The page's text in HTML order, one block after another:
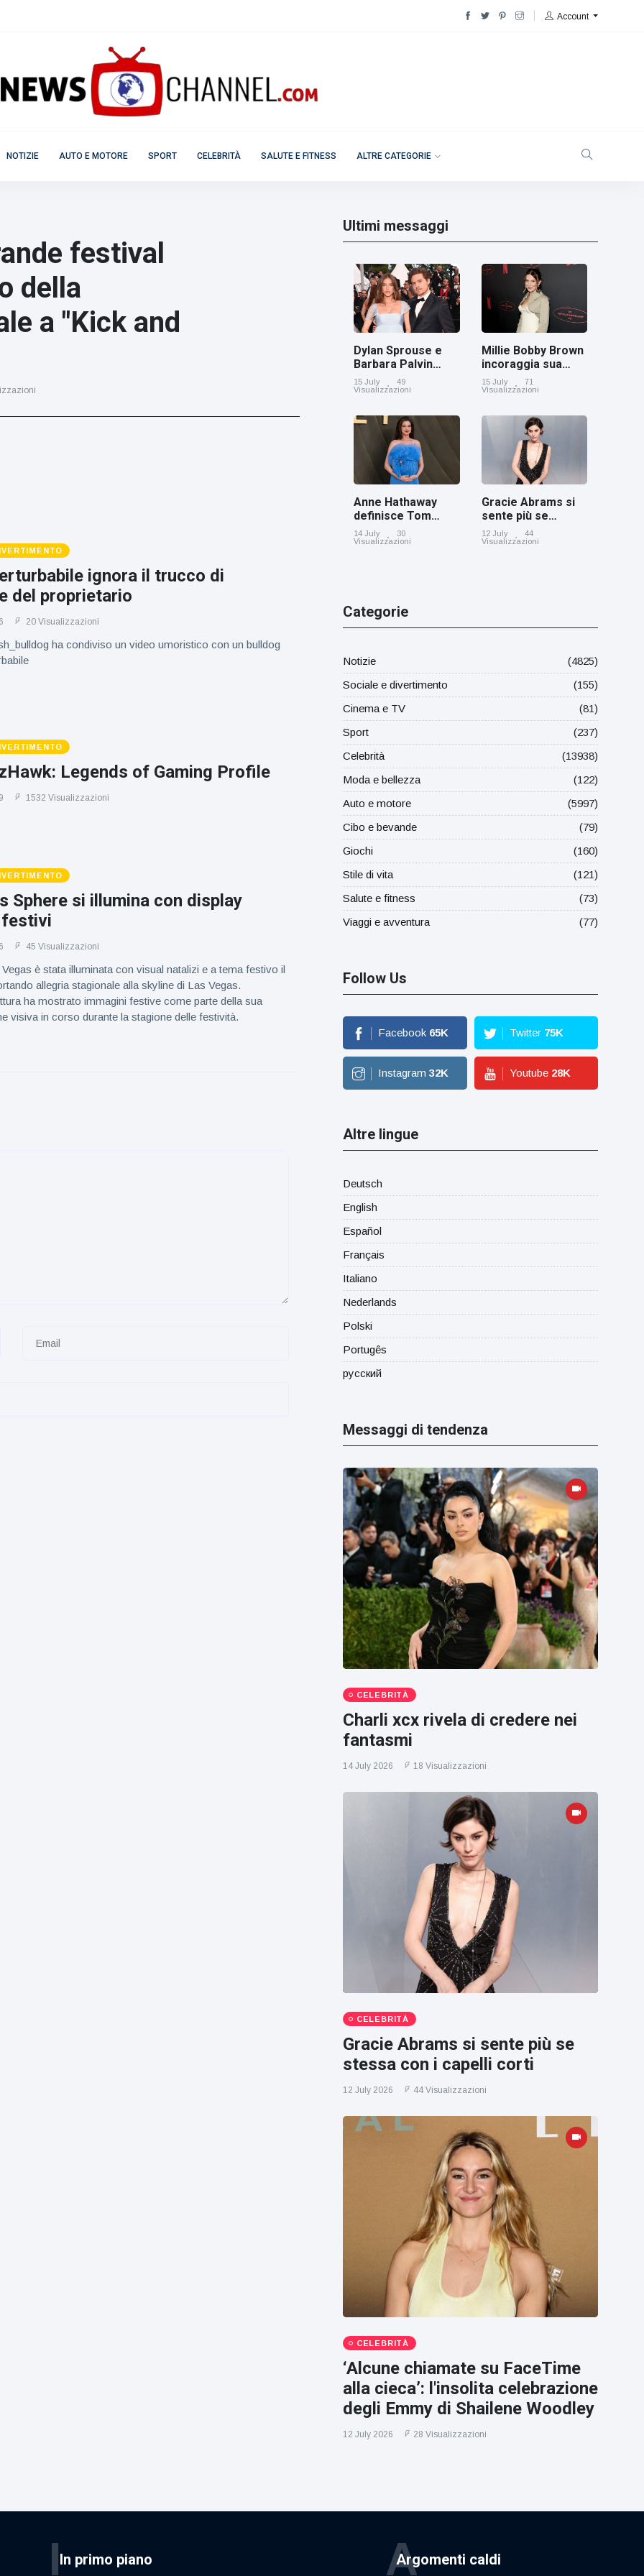
Account
NOTIZIE AUTO E MOTORE SPORT CELEBRITÀ SALUTE E FITNESS ALTRE CATEGORIE
festival
della
a "Kick and
ignora il trucco di
del proprietario
20 Visualizzazioni
ha condiviso un video umoristico con un bulldog
Legends of Gaming Profile
1532 Visualizzazioni
Sphere si illumina con display
45 Visualizzazioni
è stata illuminata con visual natalizi e a tema festivo il
allegria stagionale alla skyline di Las Vegas.
ha mostrato immagini festive come parte della sua
visiva in corso durante la stagione delle festività.
Ultimi messaggi
Dylan Sprouse e
Barbara Palvin
rivelano di
aspettare una
15 July
49
Visualizzazioni
Millie Bobby Brown
incoraggia sua
figlia ad essere
creativa
15 July
71
Visualizzazioni
Anne Hathaway
definisce Tom
Holland 'il figlio dei
sogni’
14 July
30
Visualizzazioni
Gracie Abrams si
sente più se
stessa con i capelli
corti
12 July
44
Visualizzazioni
Categorie
Notizie
(4825)
Sociale e divertimento
(155)
Cinema e TV
(81)
Sport
(237)
Celebrità
(13938)
Moda e bellezza
(122)
Auto e motore
(5997)
Cibo e bevande
(79)
Giochi
(160)
Stile di vita
(121)
Salute e fitness
(73)
Viaggi e avventura
(77)
Follow Us
Facebook 65K Twitter 75K
Instagram 32K Youtube 28K
Altre lingue
Deutsch
English
Español
Français
Italiano
Nederlands
Polski
Portugês
русский
Messaggi di tendenza
CELEBRITÀ
Charli xcx rivela di credere nei
fantasmi
14 July 2026 18 Visualizzazioni
CELEBRITÀ
Gracie Abrams si sente più se
stessa con i capelli corti
12 July 2026 44 Visualizzazioni
CELEBRITÀ
‘Alcune chiamate su FaceTime
alla cieca’: l'insolita celebrazione
degli Emmy di Shailene Woodley
12 July 2026 28 Visualizzazioni
In primo piano
I Argomenti caldi
A